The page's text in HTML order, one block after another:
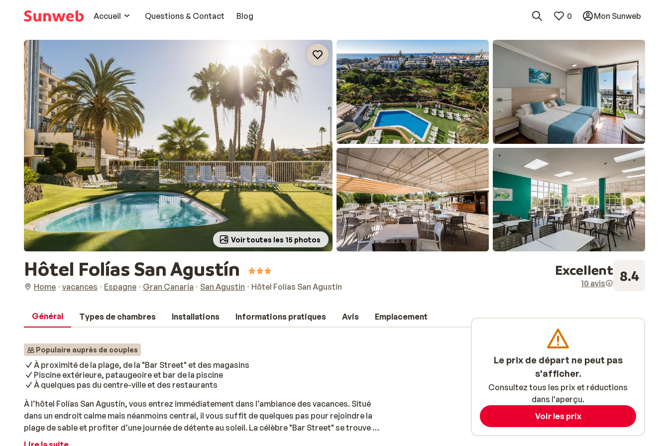
Accueil
Questions & Contact Blog 0 Mon Sunweb
Voir toutes les 15 photos
Hôtel Folías San Agustín
Home vacances Espagne Gran Canaria San Agustin Hôtel Folías San Agustín
Excellent
10 avis 8.4
Général Types de chambres Installations Informations pratiques Avis Emplacement
Populaire auprès de couples
À proximité de la plage, de la "Bar Street" et des magasins
Piscine extérieure, pataugeoire et bar de la piscine
À quelques pas du centre-ville et des restaurants
À l’hôtel Folías San Agustín, vous entrez immédiatement dans l’ambiance des vacances. Situé
dans un endroit calme mais néanmoins central, il vous suffit de quelques pas pour rejoindre la
plage de sable et profiter d’une journée de détente au soleil. La célèbre "Bar Street" se trouve à
proximité, tout comme de nombreux magasins, restaurants et supermarchés. L’hôtel lui-même
Le prix de départ ne peut pas
s'afficher.
Consultez tous les prix et réductions
dans l'aperçu.
Voir les prix